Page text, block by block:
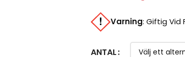
Varning: Giftig Vid
ANTAL